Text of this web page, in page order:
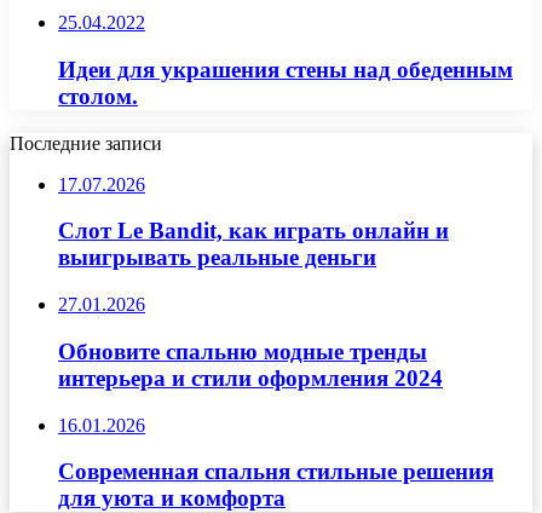
25.04.2022
Идеи для украшения стены над обеденным
столом.
Последние записи
17.07.2026
Слот Le Bandit, как играть онлайн и
выигрывать реальные деньги
27.01.2026
Обновите спальню модные тренды
интерьера и стили оформления 2024
16.01.2026
Современная спальня стильные решения
для уюта и комфорта